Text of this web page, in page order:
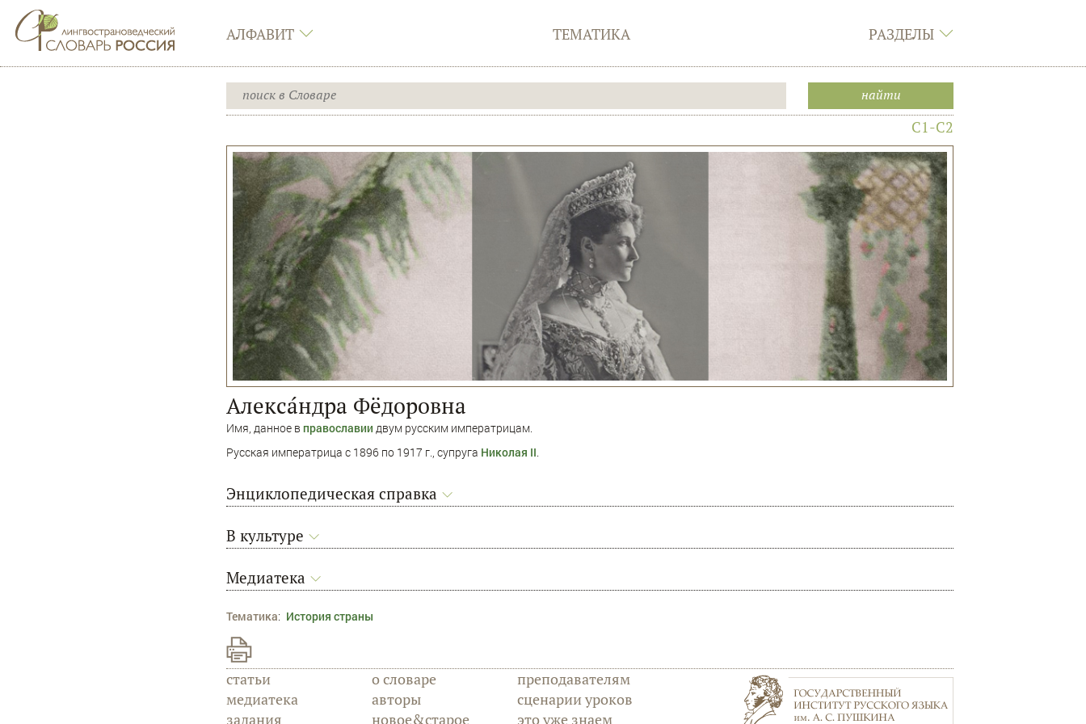
АЛФАВИТ ТЕМАТИКА РАЗДЕЛЫ
C1-C2
Алекса́ндра Фёдоровна
Имя, данное в православии двум русским императрицам.
Русская императрица с 1896 по 1917 г., супруга Николая II.
Энциклопедическая справка
В культуре
Медиатека
Тематика: История страны
статьи
медиатека
задания
о словаре
авторы
новое&старое
преподавателям
сценарии уроков
это уже знаем